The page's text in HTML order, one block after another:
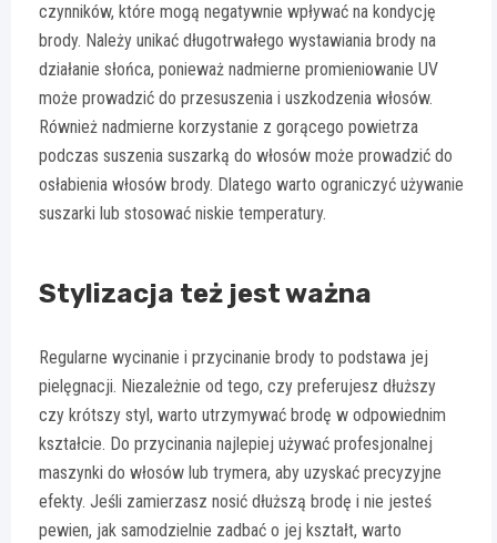
czynników, które mogą negatywnie wpływać na kondycję
brody. Należy unikać długotrwałego wystawiania brody na
działanie słońca, ponieważ nadmierne promieniowanie UV
może prowadzić do przesuszenia i uszkodzenia włosów.
Również nadmierne korzystanie z gorącego powietrza
podczas suszenia suszarką do włosów może prowadzić do
osłabienia włosów brody. Dlatego warto ograniczyć używanie
suszarki lub stosować niskie temperatury.
Stylizacja też jest ważna
Regularne wycinanie i przycinanie brody to podstawa jej
pielęgnacji. Niezależnie od tego, czy preferujesz dłuższy
czy krótszy styl, warto utrzymywać brodę w odpowiednim
kształcie. Do przycinania najlepiej używać profesjonalnej
maszynki do włosów lub trymera, aby uzyskać precyzyjne
efekty. Jeśli zamierzasz nosić dłuższą brodę i nie jesteś
pewien, jak samodzielnie zadbać o jej kształt, warto